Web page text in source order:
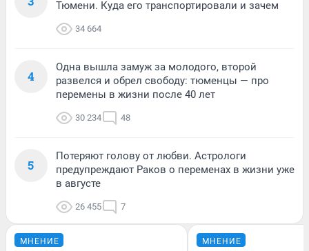
Тюмени. Куда его транспортировали и зачем
34 664
4
Одна вышла замуж за молодого, второй
развелся и обрел свободу: тюменцы — про
перемены в жизни после 40 лет
30 234 48
5
Потеряют голову от любви. Астрологи
предупреждают Раков о переменах в жизни уже
в августе
26 455 7
МНЕНИЕ МНЕНИЕ